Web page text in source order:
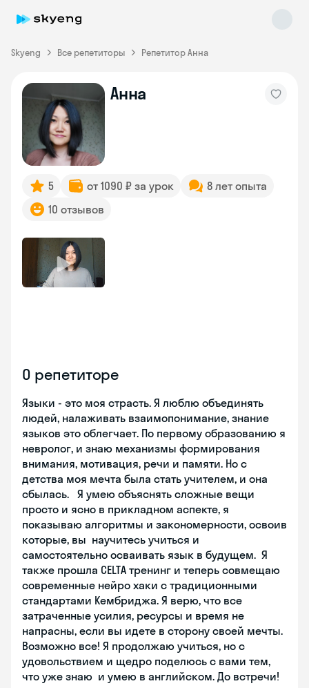
Skyeng Все репетиторы Репетитор Анна
Анна
5 от 1090 ₽ за урок
8 лет опыта
10 отзывов
О репетиторе
Языки - это моя страсть. Я люблю объединять
людей, налаживать взаимопонимание, знание
языков это облегчает. По первому образованию я
невролог, и знаю механизмы формирования
внимания, мотивация, речи и памяти. Но с
детства моя мечта была стать учителем, и она
сбылась. Я умею объяснять сложные вещи
просто и ясно в прикладном аспекте, я
показываю алгоритмы и закономерности, освоив
которые, вы научитесь учиться и
самостоятельно осваивать язык в будущем. Я
также прошла CELTA тренинг и теперь совмещаю
современные нейро хаки с традиционными
стандартами Кембриджа. Я верю, что все
затраченные усилия, ресурсы и время не
напрасны, если вы идете в сторону своей мечты.
Возможно все! Я продолжаю учиться, но с
удовольствием и щедро поделюсь с вами тем,
что уже знаю и умею в английском. До встречи!
Skyeng Chat
online